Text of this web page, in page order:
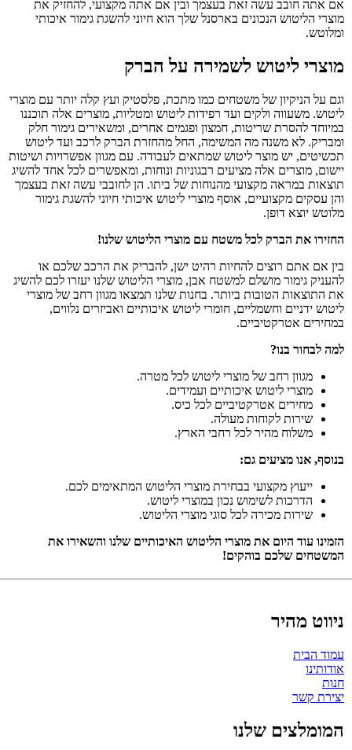
אם אתה חובב עשה זאת בעצמך ובין אם אתה מקצועי, להחזיק את
מוצרי הליטוש הנכונים בארסנל שלך הוא חיוני להשגת גימור איכותי
ומלוטש.
מוצרי ליטוש לשמירה על הברק
וגם על הניקיון של משטחים כמו מתכת, פלסטיק ועץ קלה יותר עם מוצרי
ליטוש. משעווה ולקים ועד רפידות ליטוש ומטליות, מוצרים אלה תוכננו
במיוחד להסרת שריטות, חמצון ופגמים אחרים, ומשאירים גימור חלק
ומבריק. לא משנה מה המשימה, החל מהחזרת הברק לרכב ועד ליטוש
תכשיטים, יש מוצר ליטוש שמתאים לעבודה. עם מגוון אפשרויות ושיטות
יישום, מוצרים אלה מציעים רבגוניות ונוחות, ומאפשרים לכל אחד להשיג
תוצאות במראה מקצועי מהנוחות של ביתו. הן לחובבי עשה זאת בעצמך
והן עסקים מקצועיים, אוסף מוצרי ליטוש איכותי חיוני להשגת גימור
מלוטש יוצא דופן.
החזירו את הברק לכל משטח עם מוצרי הליטוש שלנו!
בין אם אתם רוצים להחיות רהיט ישן, להבריק את הרכב שלכם או
להעניק גימור מושלם למשטח אבן, מוצרי הליטוש שלנו יעזרו לכם להשיג
את התוצאות הטובות ביותר. בחנות שלנו תמצאו מגוון רחב של מוצרי
ליטוש ידניים וחשמליים, חומרי ליטוש איכותיים ואביזרים נלווים,
במחירים אטרקטיביים.
למה לבחור בנו?
מגוון רחב של מוצרי ליטוש לכל מטרה.
מוצרי ליטוש איכותיים ועמידים.
מחירים אטרקטיביים לכל כיס.
שירות לקוחות מעולה.
משלוח מהיר לכל רחבי הארץ.
בנוסף, אנו מציעים גם:
ייעוץ מקצועי בבחירת מוצרי הליטוש המתאימים לכם.
הדרכות לשימוש נכון במוצרי ליטוש.
שירות מכירה לכל סוגי מוצרי הליטוש.
הזמינו עוד היום את מוצרי הליטוש האיכותיים שלנו והשאירו את
המשטחים שלכם בוהקים!
ניווט מהיר
עמוד הבית
אודותינו
חנות
יצירת קשר
המומלצים שלנו